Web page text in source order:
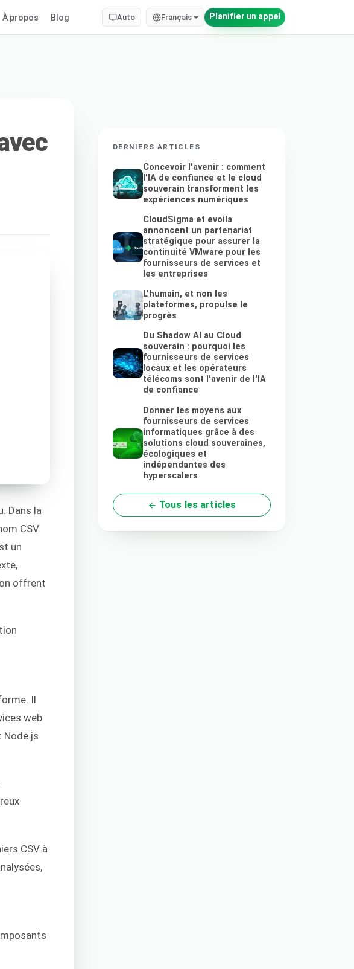
À propos Blog Auto Français Planifier un appel
Dans la
CSV
un
offrent
Il
web
Node.js
CSV à
DERNIERS ARTICLES
Concevoir l'avenir : comment
l'IA de confiance et le cloud
souverain transforment les
expériences numériques
CloudSigma et evoila
annoncent un partenariat
stratégique pour assurer la
continuité VMware pour les
fournisseurs de services et
les entreprises
L'humain, et non les
plateformes, propulse le
progrès
Du Shadow AI au Cloud
souverain : pourquoi les
fournisseurs de services
locaux et les opérateurs
télécoms sont l'avenir de l'IA
de confiance
Donner les moyens aux
fournisseurs de services
informatiques grâce à des
solutions cloud souveraines,
écologiques et
indépendantes des
hyperscalers
Tous les articles